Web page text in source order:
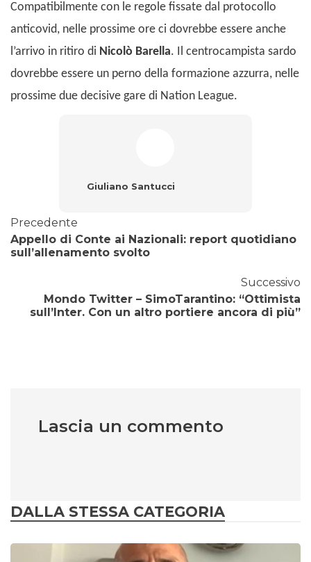
Compatibilmente con le regole fissate dal protocollo
anticovid, nelle prossime ore ci dovrebbe essere anche
l’arrivo in ritiro di Nicolò Barella. Il centrocampista sardo
dovrebbe essere un perno della formazione azzurra, nelle
prossime due decisive gare di Nation League.
Giuliano Santucci
Precedente
Appello di Conte ai Nazionali: report quotidiano
sull’allenamento svolto
Successivo
Mondo Twitter – SimoTarantino: “Ottimista
sull’Inter. Con un altro portiere ancora di più”
Lascia un commento
DALLA STESSA CATEGORIA